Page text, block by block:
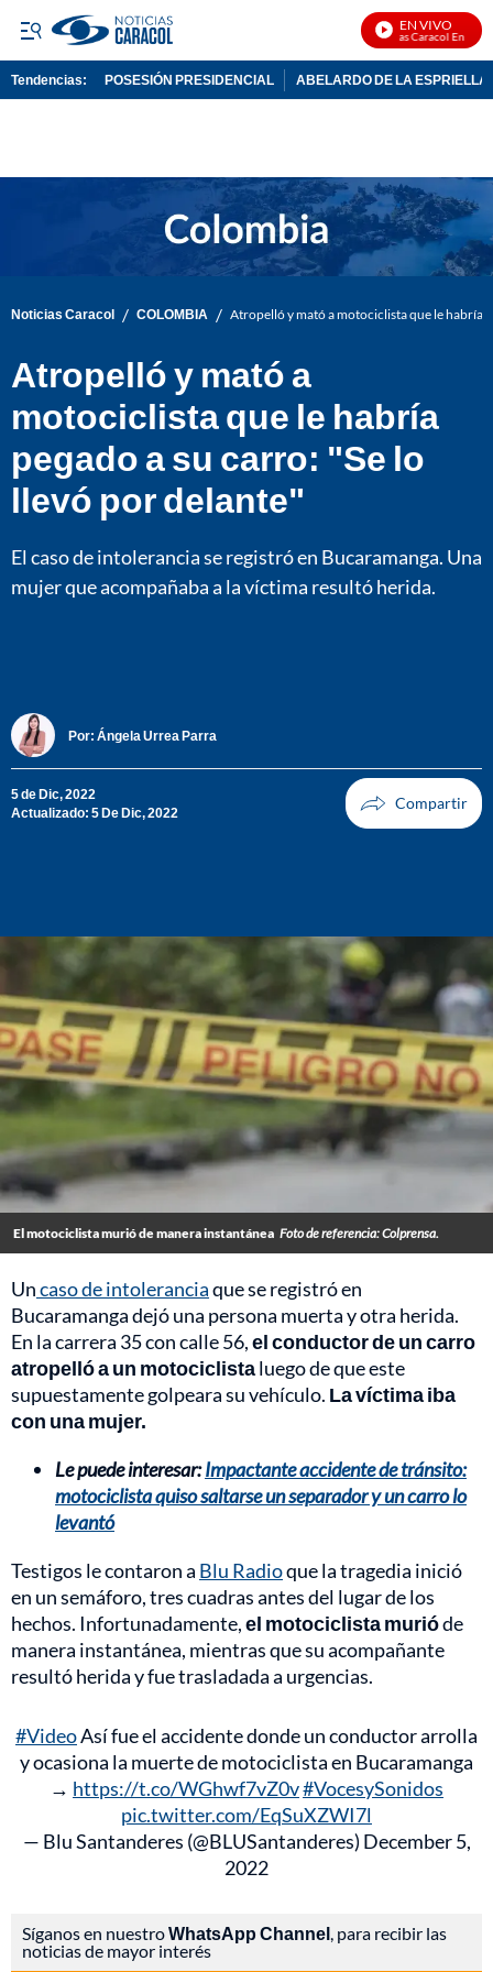
EN VIVO
Noticias Caracol En Vivo
Tendencias: POSESIÓN PRESIDENCIAL ABELARDO DE LA ESPRIELLA
Noticias Caracol / COLOMBIA / Atropelló y mató a motociclista que le habría
Atropelló y mató a
motociclista que le habría
pegado a su carro: "Se lo
llevó por delante"
El caso de intolerancia se registró en Bucaramanga. Una
mujer que acompañaba a la víctima resultó herida.
Por: Ángela Urrea Parra
5 de Dic, 2022
Actualizado: 5 De Dic, 2022
El motociclista murió de manera instantánea Foto de referencia: Colprensa.
Uncaso de intoleranciaque se registró en
Bucaramanga dejó una persona muerta y otra herida.
En la carrera 35 con calle 56,el conductor de un carro
atropelló a un motociclistaluego de que este
supuestamente golpeara su vehículo. La víctima iba
con una mujer.
Le puede interesar:Impactante accidente de tránsito:
motociclista quiso saltarse un separador y un carro lo
levantó
Testigos le contaron a Blu Radioque la tragedia inició
en un semáforo, tres cuadras antes del lugar de los
hechos. Infortunadamente,el motociclista murióde
manera instantánea, mientras que su acompañante
resultó herida y fue trasladada a urgencias.
#VideoAsí fue el accidente donde un conductor arrolla
y ocasiona la muerte de motociclista en Bucaramanga
→ https://t.co/WGhwf7vZ0v#VocesySonidos
pic.twitter.com/EqSuXZWI7l
— Blu Santanderes (@BLUSantanderes) December 5,
2022
Síganos en nuestroWhatsApp Channel, para recibir las
noticias de mayor interés